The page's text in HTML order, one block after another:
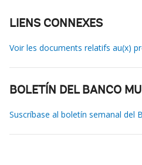
LIENS CONNEXES
Voir les documents relatifs au(x)
BOLETÍN DEL BANCO
Suscríbase al boletín semanal del